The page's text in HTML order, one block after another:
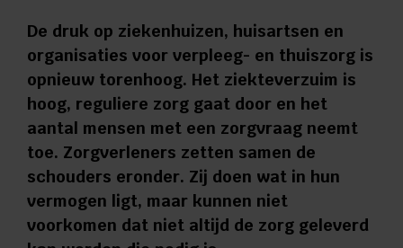
De druk op ziekenhuizen, huisartsen en
organisaties voor verpleeg- en thuiszorg is
opnieuw torenhoog. Het ziekteverzuim is
hoog, reguliere zorg gaat door en het
aantal mensen met een zorgvraag neemt
toe. Zorgverleners zetten samen de
schouders eronder. Zij doen wat in hun
vermogen ligt, maar kunnen niet
voorkomen dat niet altijd de zorg geleverd
Vragen en advies:
088 110 6000
Zorg aan huis:
0544 745 555